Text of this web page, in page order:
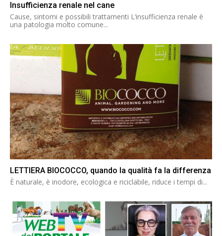
Insufficienza renale nel cane
Cause, sintomi e possibili trattamenti L’insufficienza renale è
una patologia molto comune...
LETTIERA BIOCOCCO, quando la qualità fa la differenza
È naturale, è inodore, ecologica e riciclabile, riduce i tempi di...